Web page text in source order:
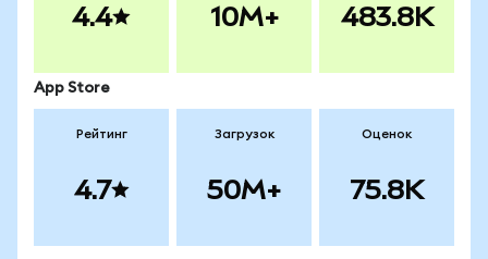
4.4 10M+ 483.8K
App Store
Рейтинг
4.7
Загрузок
50M+
Оценок
75.8K